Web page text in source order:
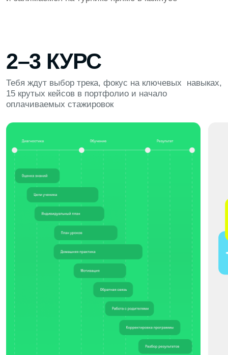
Определяешься со специализацией:
преподавание, методология, кураторство,
индивидуальное сопровождение. Осваиваешь
ключевые инструменты педагога —
психологию, методики обучения и другие
ПЕДАГОГИКА МЕТОДОЛОГИЯ
РАБОТА С РОДИТЕЛЯМИ
Осваиваешь
и современные